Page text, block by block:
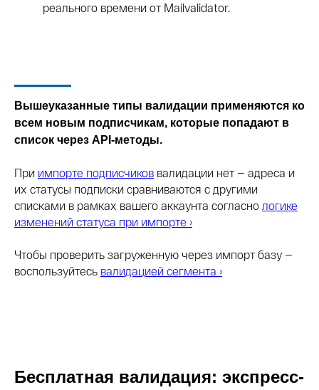
реального времени от Mailvalidator.
Вышеуказанные типы валидации применяются ко
всем новым подписчикам, которые попадают в
список через API-методы.
При импорте подписчиков валидации нет — адреса и
их статусы подписки сравниваются с другими
списками в рамках вашего аккаунта согласно логике
изменений статуса при импорте ›
Чтобы проверить загруженную через импорт базу —
воспользуйтесь валидацией сегмента ›
Бесплатная валидация: экспресс-